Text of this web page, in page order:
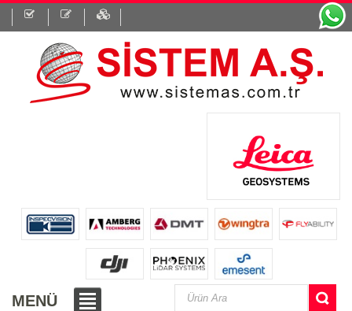
MENÜ